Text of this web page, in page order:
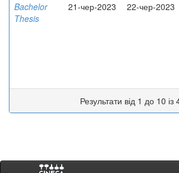
Bachelor
Thesis
21-чер-2023 22-чер-2023
Результати від 1 до 10 із